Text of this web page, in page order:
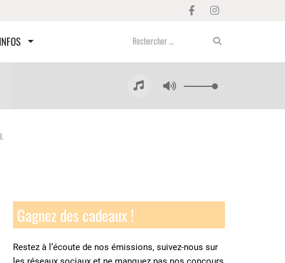
INFOS
Gagnez des cadeaux !
Restez à l’écoute de nos émissions, suivez-nous sur